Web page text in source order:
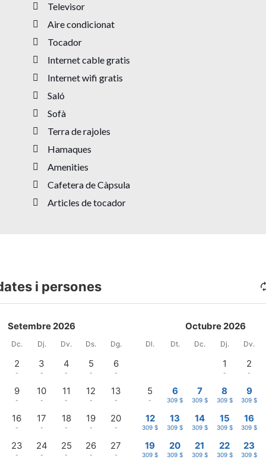
Televisor
Aire condicionat
Tocador
Internet cable gratis
Internet wifi gratis
Saló
Sofà
Terra de rajoles
Hamaques
Amenities
Cafetera de Càpsula
Articles de tocador
i persones
Setembre 2026
Dc. Dj. Dv. Ds. Dg.
2
-
3
-
4
-
5
-
6
-
9
-
10
-
11
-
12
-
13
-
16
-
17
-
18
-
19
-
20
-
23
-
24
-
25
-
26
-
27
-
Octubre 2026
Dl. Dt. Dc. Dj. Dv.
1
-
2
-
5
-
6
309 $
7
309 $
8
309 $
9
309 $
12
309 $
13
309 $
14
309 $
15
309 $
16
309 $
19
309 $
20
309 $
21
309 $
22
309 $
23
309 $